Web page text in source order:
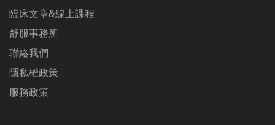
臨床文章&線上課程
舒服事務所
聯絡我們
隱私權政策
服務政策